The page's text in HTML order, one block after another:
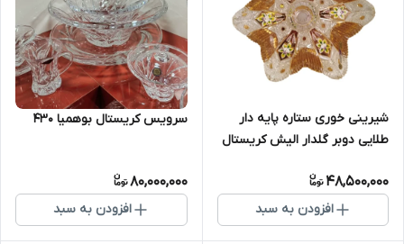
شیرینی خوری ستاره پایه دار
طلایی دوبر گلدار الیش کریستال
48,500,000
افزودن به سبد
سرویس کریستال بوهمیا 430
80,000,000
افزودن به سبد